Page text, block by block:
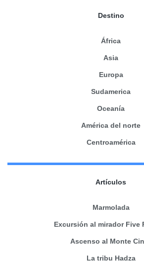
Destino
África
Asia
Europa
Sudamerica
Oceanía
América del norte
Centroamérica
Artículos
Marmolada
Excursión al mirador Five
Ascenso al Monte
La tribu Hadza